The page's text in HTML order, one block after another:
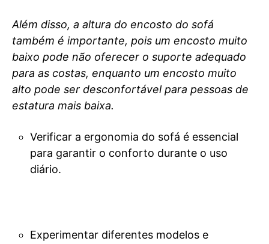
Além disso, a altura do encosto do sofá
também é importante, pois um encosto muito
baixo pode não oferecer o suporte adequado
para as costas, enquanto um encosto muito
alto pode ser desconfortável para pessoas de
estatura mais baixa.
Verificar a ergonomia do sofá é essencial
para garantir o conforto durante o uso
diário.
Experimentar diferentes modelos e